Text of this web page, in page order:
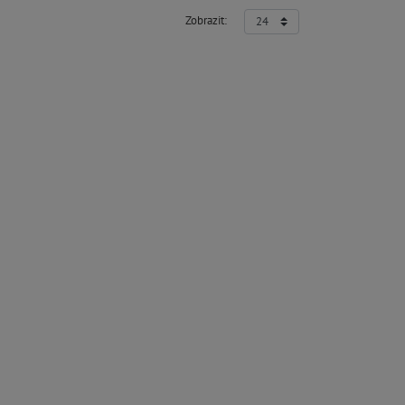
Zobrazit: